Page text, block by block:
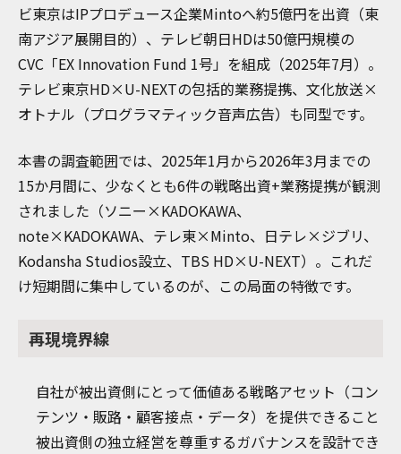
ビ東京はIPプロデュース企業Mintoへ約5億円を出資（東
南アジア展開目的）、テレビ朝日HDは50億円規模の
CVC「EX Innovation Fund 1号」を組成（2025年7月）。
テレビ東京HD×U-NEXTの包括的業務提携、文化放送×
オトナル（プログラマティック音声広告）も同型です。
本書の調査範囲では、2025年1月から2026年3月までの
15か月間に、少なくとも6件の戦略出資+業務提携が観測
されました（ソニー×KADOKAWA、
note×KADOKAWA、テレ東×Minto、日テレ×ジブリ、
Kodansha Studios設立、TBS HD×U-NEXT）。これだ
け短期間に集中しているのが、この局面の特徴です。
再現境界線
自社が被出資側にとって価値ある戦略アセット（コン
テンツ・販路・顧客接点・データ）を提供できること
被出資側の独立経営を尊重するガバナンスを設計でき